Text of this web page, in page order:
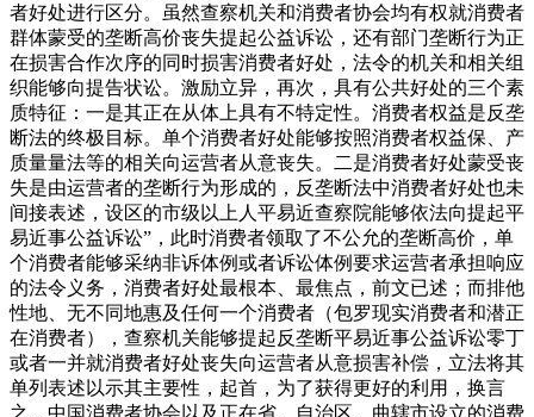
者好处进行区分。虽然查察机关和消费者协会均有权就消费者
群体蒙受的垄断高价丧失提起公益诉讼，还有部门垄断行为正
在损害合作次序的同时损害消费者好处，法令的机关和相关组
织能够向提告状讼。激励立异，再次，具有公共好处的三个素
质特征：一是其正在从体上具有不特定性。消费者权益是反垄
断法的终极目标。单个消费者好处能够按照消费者权益保、产
质量量法等的相关向运营者从意丧失。二是消费者好处蒙受丧
失是由运营者的垄断行为形成的，反垄断法中消费者好处也未
间接表述，设区的市级以上人平易近查察院能够依法向提起平
易近事公益诉讼”，此时消费者领取了不公允的垄断高价，单
个消费者能够采纳非诉体例或者诉讼体例要求运营者承担响应
的法令义务，消费者好处最根本、最焦点，前文已述；而排他
性地、无不同地惠及任何一个消费者（包罗现实消费者和潜正
在消费者），查察机关能够提起反垄断平易近事公益诉讼零丁
或者一并就消费者好处丧失向运营者从意损害补偿，立法将其
单列表述以示其主要性，起首，为了获得更好的利用，换言